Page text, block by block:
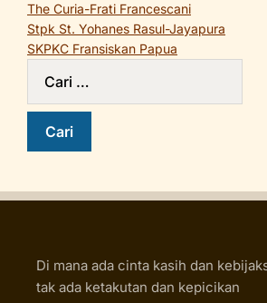
The Curia-Frati Francescani
Stpk St. Yohanes Rasul-Jayapura
SKPKC Fransiskan Papua
Di mana ada cinta kasih dan
tak ada ketakutan dan kepicikan